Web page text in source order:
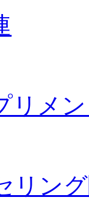
リメ
リン